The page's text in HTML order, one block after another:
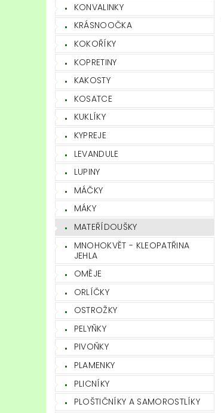
KONVALINKY
KRÁSNOOČKA
KOKOŘÍKY
KOPRETINY
KAKOSTY
KOSATCE
KUKLÍKY
KYPREJE
LEVANDULE
LUPINY
MÁČKY
MÁKY
MATEŘÍDOUŠKY
MNOHOKVĚT - KLEOPATŘINA
JEHLA
OMĚJE
ORLÍČKY
OSTROŽKY
PELYŇKY
PIVOŇKY
PLAMENKY
PLICNÍKY
PLOŠTIČNÍKY A SAMOROSTLÍKY